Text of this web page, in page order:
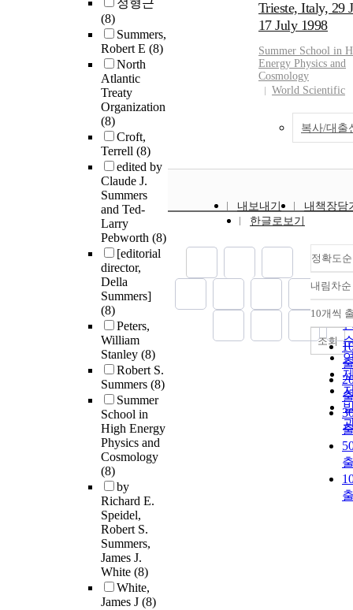
정형근
(8)
Summers,
Robert E (8)
North
Atlantic
Treaty
Organization
(8)
Croft,
Terrell (8)
edited by
Claude J.
Summers
and Ted-
Larry
Pebworth (8)
[editorial
director,
Della
Summers]
(8)
Peters,
William
Stanley (8)
Robert S.
Summers (8)
Summer
School in
High Energy
Physics and
Cosmology
(8)
by
Richard E.
Speidel,
Robert S.
Summers,
James J.
White (8)
White,
James J (8)
Trieste, Italy, 29
17 July 1998
Summer School in
Energy Physics and
Cosmology
World Scientific
복사/대출
내보내기
내책장담
한글로보기
정확도순
내림차순
10개씩
조회